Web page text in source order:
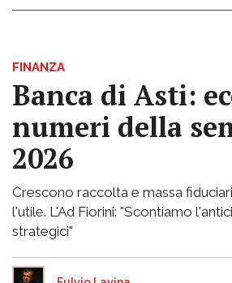
FINANZA
Banca di Asti:
numeri della
2026
Crescono raccolta e massa
l'utile. L'Ad Fiorini: "Scontiamo
strategici"